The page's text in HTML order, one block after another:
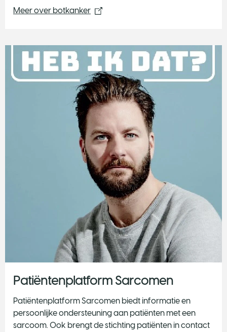
Meer over botkanker
Patiëntenplatform Sarcomen
Patiëntenplatform Sarcomen biedt informatie en
persoonlijke ondersteuning aan patiënten met een
sarcoom. Ook brengt de stichting patiënten in contact